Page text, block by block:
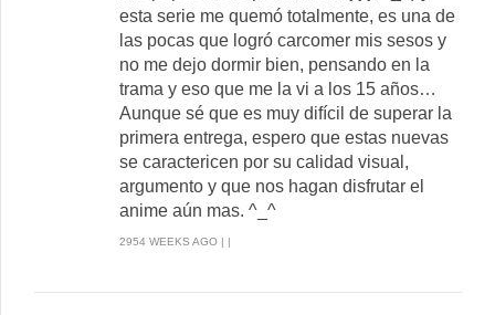
esta serie me quemó totalmente, es una de
las pocas que logró carcomer mis sesos y
no me dejo dormir bien, pensando en la
trama y eso que me la vi a los 15 años…
Aunque sé que es muy difícil de superar la
primera entrega, espero que estas nuevas
se caractericen por su calidad visual,
argumento y que nos hagan disfrutar el
anime aún mas. ^_^
2954 WEEKS AGO | |